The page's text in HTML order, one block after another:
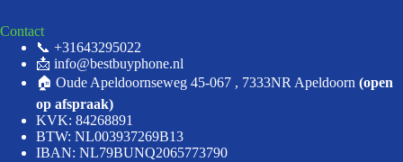
Contact
📞 +31643295022
📩 info@bestbuyphone.nl
🏠 Oude Apeldoornseweg 45-067 , 7333NR Apeldoorn (open
op afspraak)
KVK: 84268891
BTW: NL003937269B13
IBAN: NL79BUNQ2065773790